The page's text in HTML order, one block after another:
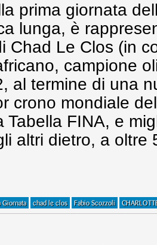
prima giornata
lunga, è
Chad Le Clos (in
campione
al termine di una
crono mondiale
Tabella FINA, e
altri dietro, a oltre
Giornata chad le clos Fabio Scozzoli